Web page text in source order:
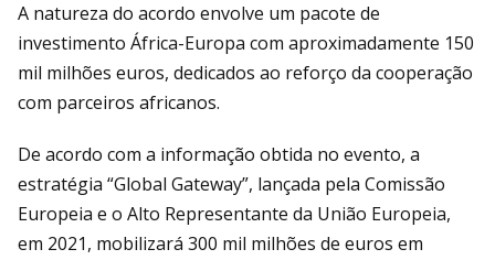
A natureza do acordo envolve um pacote de
investimento África-Europa com aproximadamente 150
mil milhões euros, dedicados ao reforço da cooperação
com parceiros africanos.
De acordo com a informação obtida no evento, a
estratégia “Global Gateway”, lançada pela Comissão
Europeia e o Alto Representante da União Europeia,
em 2021, mobilizará 300 mil milhões de euros em